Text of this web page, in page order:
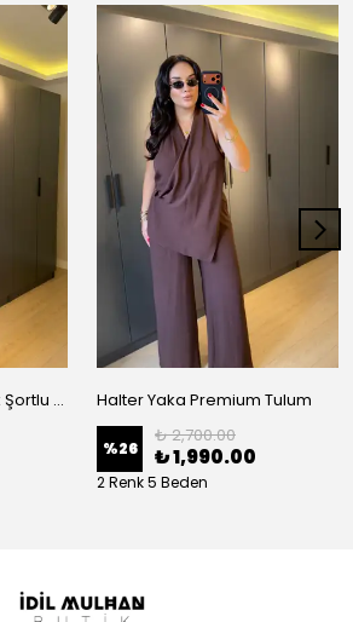
Tensel Kumaş Gömlek Şortlu Takım Halter Yaka Premium Tulum
%26
₺ 2,700.00
₺ 1,990.00
2 Renk 5 Beden